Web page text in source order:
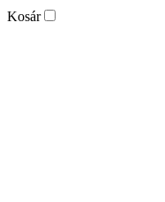
Kosár